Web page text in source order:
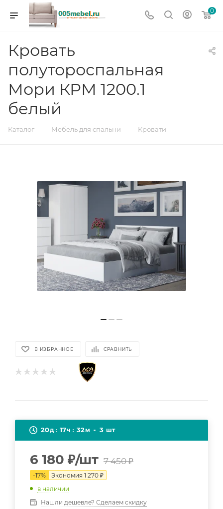
0
Кровать
полутороспальная
Мори КРМ 1200.1
белый
Каталог — Мебель для спальни — Кровати
В ИЗБРАННОЕ СРАВНИТЬ
20д 17ч 32м 3 шт
6 180 ₽/шт 7 450₽
-17% Экономия 1 270 ₽
в наличии
Нашли дешевле? Сделаем скидку